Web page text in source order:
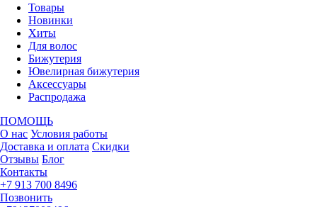
Товары
Новинки
Хиты
Для волос
Бижутерия
Ювелирная бижутерия
Аксессуары
Распродажа
ПОМОЩЬ
О нас Условия работы
Доставка и оплата Скидки
Отзывы Блог
Контакты
+7 913 700 8496
Позвонить